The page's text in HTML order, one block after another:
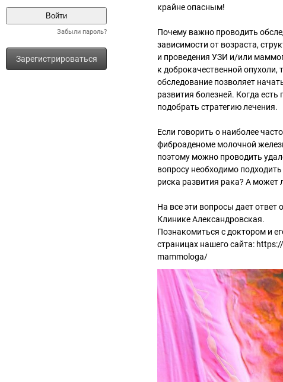
Забыли пароль?
Зарегистрироваться
крайне опасным!
Почему важно проводить
зависимости от возраста,
и проведения УЗИ и/или
к доброкачественной
обследование позволяет
развития болезней. Когда есть
подобрать стратегию лечения.
Если говорить о наиболее
фиброаденоме молочной
поэтому можно проводить
вопросу необходимо
риска развития рака? А может
На все эти вопросы дает
Клинике Александровская.
Познакомиться с доктором и
страницах нашего сайта:
mammologa/